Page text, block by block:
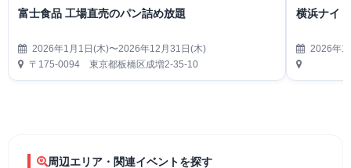
富士食品 工場直売のパン詰め放題
2026年1月1日(木)〜2026年12月31日(木)
〒175-0094 東京都板橋区成増2-35-10
横浜ナイ
2026年1
周辺エリア・関連イベントを探す